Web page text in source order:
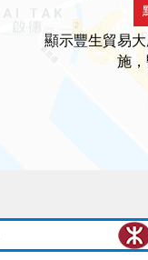
顯示豐生貿易
施